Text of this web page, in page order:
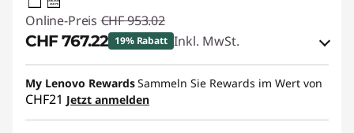
65W-65W
USB PD
Online-Preis CHF 953.02
CHF 767.22 19% Rabatt Inkl. MwSt.
eCoupon-Rabatt :-CHF 185.80
eCoupon :THINKDEAL
My Lenovo RewardsSammeln Sie Rewards im Wert von
CHF21 Jetzt anmelden